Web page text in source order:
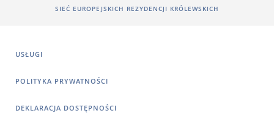
SIEĆ EUROPEJSKICH REZYDENCJI KRÓLEWSKICH
USŁUGI
POLITYKA PRYWATNOŚCI
DEKLARACJA DOSTĘPNOŚCI